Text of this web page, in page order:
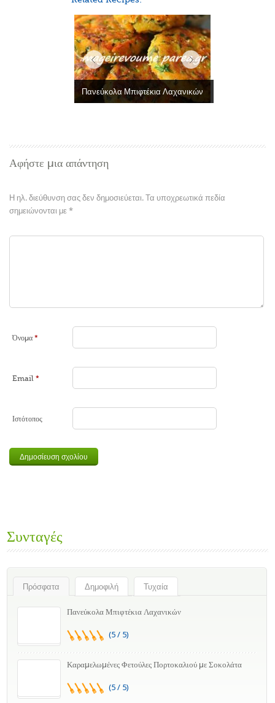
Πανεύκολα Μπιφτέκια Λαχανικών
Αφήστε μια απάντηση
Η ηλ. διεύθυνση σας δεν δημοσιεύεται. Τα υποχρεωτικά πεδία
σημειώνονται με*
Όνομα*
Email*
Ιστότοπος
Συνταγές
Πρόσφατα Δημοφιλή Τυχαία
Πανεύκολα Μπιφτέκια Λαχανικών
(5 / 5)
Καραμελωμένες Φετούλες Πορτοκαλιού με Σοκολάτα
(5 / 5)